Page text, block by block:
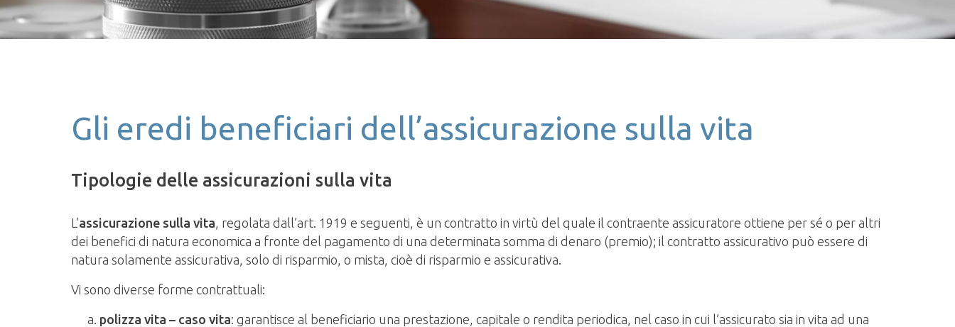
Gli eredi beneficiari dell’assicurazione sulla vita
Tipologie delle assicurazioni sulla vita
L’assicurazione sulla vita , regolata dall’art. 1919 e seguenti, è un contratto in virtù del quale il contraente assicuratore ottiene per sé o per altri
dei benefici di natura economica a fronte del pagamento di una determinata somma di denaro (premio); il contratto assicurativo può essere di
natura solamente assicurativa, solo di risparmio, o mista, cioè di risparmio e assicurativa.
Vi sono diverse forme contrattuali:
polizza vita – caso vita: garantisce al beneficiario una prestazione, capitale o rendita periodica, nel caso in cui l’assicurato sia in vita ad una